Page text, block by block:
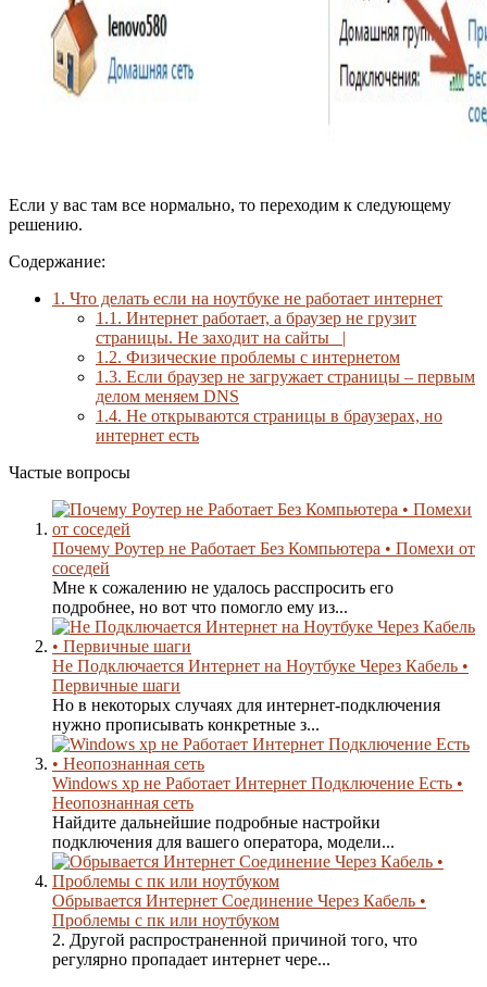
Если у вас там все нормально, то переходим к следующему
решению.
Содержание:
1. Что делать если на ноутбуке не работает интернет
1.1. Интернет работает, а браузер не грузит
страницы. Не заходит на сайты_ |
1.2. Физические проблемы с интернетом
1.3. Если браузер не загружает страницы – первым
делом меняем DNS
1.4. Не открываются страницы в браузерах, но
интернет есть
Частые вопросы
Почему Роутер не Работает Без Компьютера • Помехи от
соседей
Мне к сожалению не удалось расспросить его
подробнее, но вот что помогло ему из...
Не Подключается Интернет на Ноутбуке Через Кабель •
Первичные шаги
Но в некоторых случаях для интернет-подключения
нужно прописывать конкретные з...
Windows xp не Работает Интернет Подключение Есть •
Неопознанная сеть
Найдите дальнейшие подробные настройки
подключения для вашего оператора, модели...
Обрывается Интернет Соединение Через Кабель •
Проблемы с пк или ноутбуком
2. Другой распространенной причиной того, что
регулярно пропадает интернет чере...